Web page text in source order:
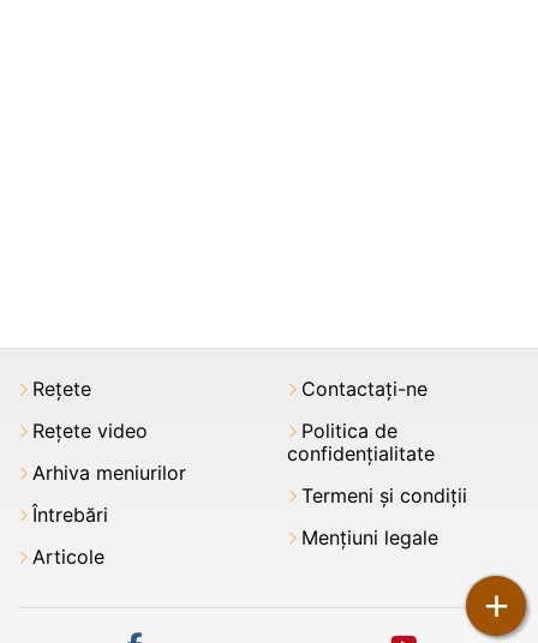
+
Rețete
Rețete video
Arhiva meniurilor
Întrebări
Articole
Contactați-ne
Politica de
confidențialitate
Termeni şi condiții
Mențiuni legale